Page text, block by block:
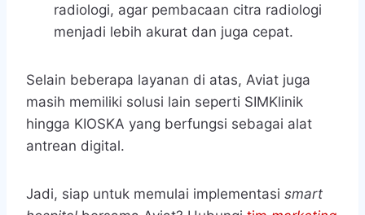
radiologi, agar pembacaan citra radiologi
menjadi lebih akurat dan juga cepat.
Selain beberapa layanan di atas, Aviat juga
masih memiliki solusi lain seperti SIMKlinik
hingga KIOSKA yang berfungsi sebagai alat
antrean digital.
Jadi, siap untuk memulai implementasi smart